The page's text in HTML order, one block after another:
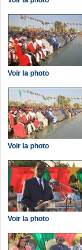
Voir la photo
Voir la photo
Voir la photo